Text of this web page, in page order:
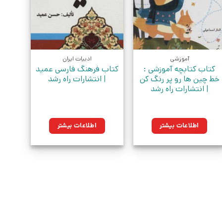
آموزشی
کتاب کتابچه آموزشی :
خط چین ها رو پر رنگ کن
| انتشارات راه رشد
اطلاعات بیشتر
ادبیات ایران
کتاب فرهنگ فارسی عمید
| انتشارات راه رشد
اطلاعات بیشتر